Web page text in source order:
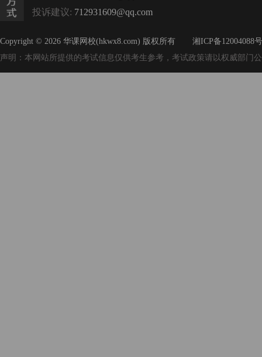
投诉建议: 712931609@qq.com
Copyright © 2026 华课网校(hkwx8.com) 版权所有
湘ICP备12004088
声明：本网站所提供的考试信息仅供考生参考，考试政策请以权威部门